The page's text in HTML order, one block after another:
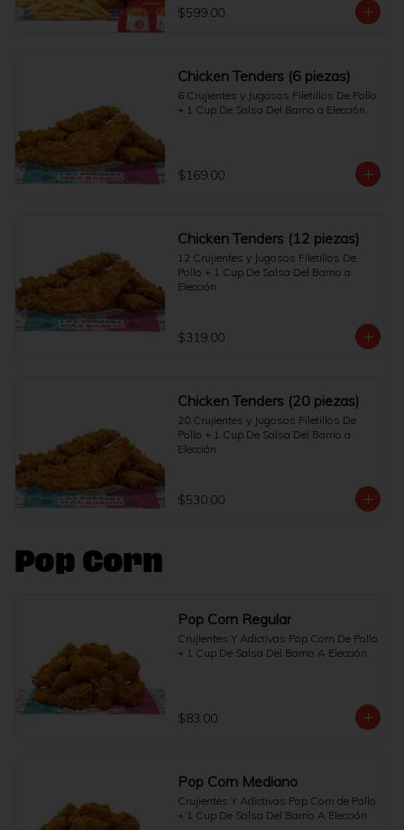
$599.00
Chicken Tenders (6 piezas)
6 Crujientes y Jugosos Filetillos De Pollo
+ 1 Cup De Salsa Del Barrio a Elección.
$169.00
Chicken Tenders (12 piezas)
12 Crujientes y Jugosos Filetillos De
Pollo + 1 Cup De Salsa Del Barrio a
Elección.
$319.00
Chicken Tenders (20 piezas)
20 Crujientes y Jugosos Filetillos De
Pollo + 1 Cup De Salsa Del Barrio a
Elección.
$530.00
Pop Corn
Pop Corn Regular
Crujientes Y Adictivas Pop Corn De Pollo
+ 1 Cup De Salsa Del Barrio A Elección.
$83.00
Pop Corn Mediano
Crujientes Y Adictivas Pop Corn de Pollo
+ 1 Cup De Salsa Del Barrio A Elección.